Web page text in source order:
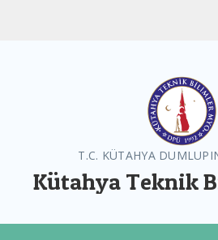
T.C. KÜTAHYA
Kütahya Teknik